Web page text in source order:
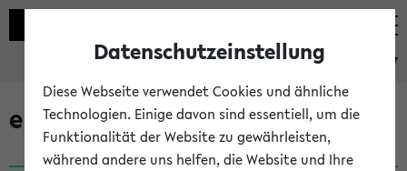
eKVV
eKVV News
Datenschutzeinstellung
Diese Webseite verwendet Cookies und ähnliche
Technologien. Einige davon sind essentiell, um die
Funktionalität der Website zu gewährleisten,
während andere uns helfen, die Website und Ihre